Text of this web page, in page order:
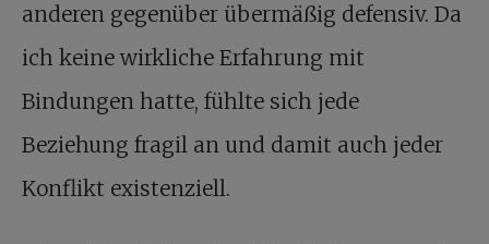
anderen gegenüber übermäßig defensiv. Da
ich keine wirkliche Erfahrung mit
Bindungen hatte, fühlte sich jede
Beziehung fragil an und damit auch jeder
Konflikt existenziell.